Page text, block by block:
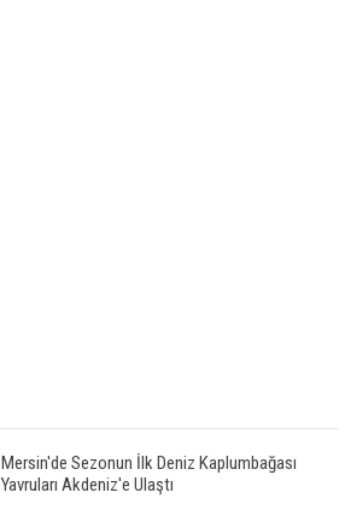
Mersin'de Sezonun İlk Deniz Kaplumbağası
Yavruları Akdeniz'e Ulaştı